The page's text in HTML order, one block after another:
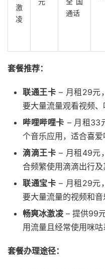
激
凌
通话
套餐推荐：
联通王卡 – 月租29元
要大量流量观看视频、
哔哩哔哩卡 – 月租33
个音乐应用，适合喜爱
滴滴王卡 – 月租49元
合频繁使用滴滴出行及
联通宝卡 – 月租29元
要大量流量的视频和音
畅爽冰激凌– 提供99
用流量且经常使用咪咕
套餐办理途径：